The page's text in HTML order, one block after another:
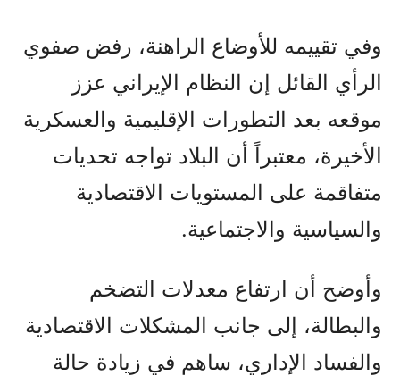
وفي تقييمه للأوضاع الراهنة، رفض صفوي
الرأي القائل إن النظام الإيراني عزز
موقعه بعد التطورات الإقليمية والعسكرية
الأخيرة، معتبراً أن البلاد تواجه تحديات
متفاقمة على المستويات الاقتصادية
والسياسية والاجتماعية.
وأوضح أن ارتفاع معدلات التضخم
والبطالة، إلى جانب المشكلات الاقتصادية
والفساد الإداري، ساهم في زيادة حالة